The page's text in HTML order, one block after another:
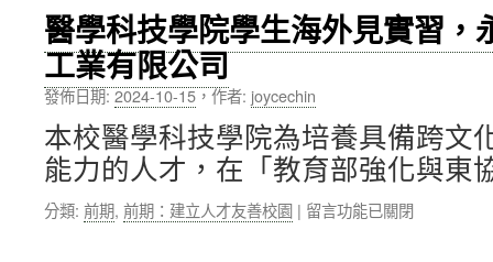
啟
用
典
嶄
新
起
點
接
首
見
實
資
料
分
析
健
康
醫學科技學院學生海外見實習，
工業有限公司
發佈日期:2024-10-15，作者: joycechin
本校醫學科技學院為培養具備跨文
能力的人才，在「教育部強化與
分類: 前期, 前期：建立人才友善校園 | 在
留言功能已關閉